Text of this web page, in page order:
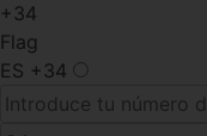
+34
Flag
ES +34